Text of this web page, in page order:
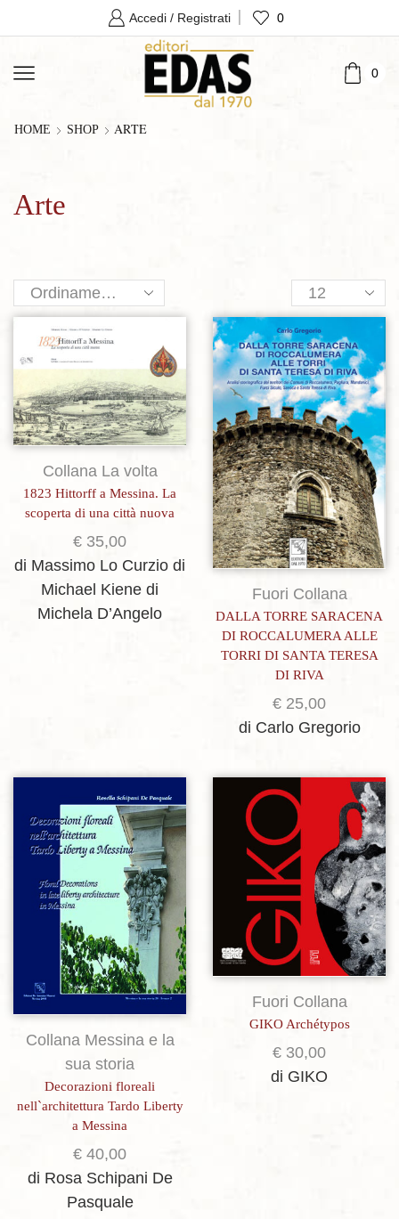
Accedi / Registrati 0
0
HOME SHOP ARTE
Arte
Products
per
page
Aggiungi alla lista dei desideri
Collana La volta
1823 Hittorff a Messina. La
scoperta di una città nuova
€ 35,00
di Massimo Lo Curzio di
Michael Kiene di
Michela D’Angelo
Aggiungi alla lista dei desideri
Fuori Collana
DALLA TORRE SARACENA
DI ROCCALUMERA ALLE
TORRI DI SANTA TERESA
DI RIVA
€ 25,00
di Carlo Gregorio
Aggiungi alla lista dei desideri
Collana Messina e la
sua storia
Decorazioni floreali
nell`architettura Tardo Liberty
a Messina
€ 40,00
di Rosa Schipani De
Pasquale
Aggiungi alla lista dei desideri
Fuori Collana
GIKO Archétypos
€ 30,00
di GIKO